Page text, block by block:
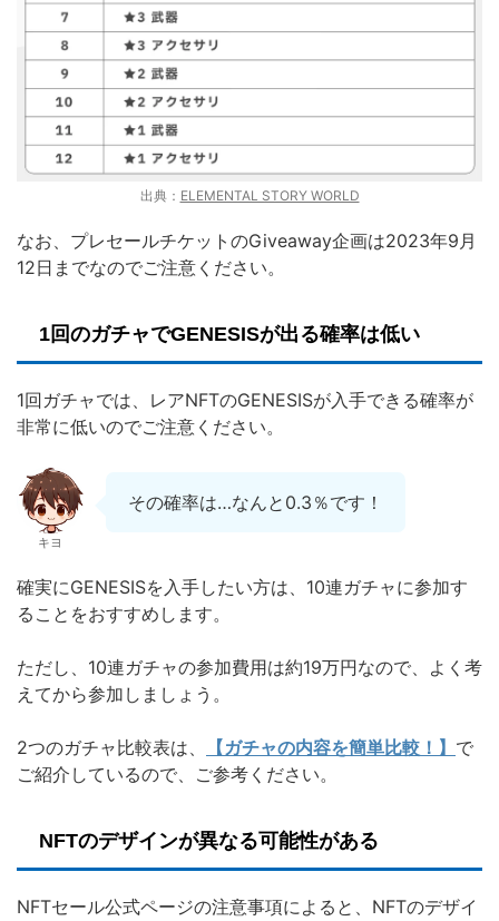
出典： ELEMENTAL STORY WORLD
なお、プレセールチケットのGiveaway企画は2023年9月
12日までなのでご注意ください。
1回のガチャでGENESISが出る確率は低い
1回ガチャでは、レアNFTのGENESISが入手できる確率が
非常に低いのでご注意ください。
キヨ
その確率は…なんと0.3％です！
確実にGENESISを入手したい方は、10連ガチャに参加す
ることをおすすめします。
ただし、10連ガチャの参加費用は約19万円なので、よく考
えてから参加しましょう。
2つのガチャ比較表は、 【ガチャの内容を簡単比較！】 で
ご紹介しているので、ご参考ください。
NFTのデザインが異なる可能性がある
NFTセール公式ページの注意事項によると、NFTのデザイ